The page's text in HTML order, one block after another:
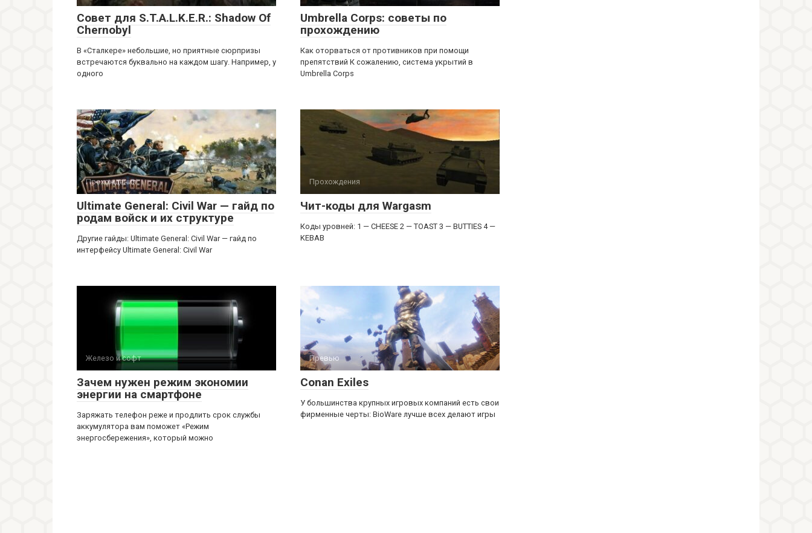
Совет для S.T.A.L.K.E.R.: Shadow Of
Chernobyl
В «Сталкере» небольшие, но приятные сюрпризы
встречаются буквально на каждом шагу. Например, у
одного
Umbrella Corps: советы по
прохождению
Как оторваться от противников при помощи
препятствий К сожалению, система укрытий в
Umbrella Corps
Прохождения
Ultimate General: Civil War — гайд по
родам войск и их структуре
Другие гайды: Ultimate General: Civil War — гайд по
интерфейсу Ultimate General: Civil War
Прохождения
Чит-коды для Wargasm
Коды уровней: 1 — CHEESE 2 — TOAST 3 — BUTTIES 4 —
KEBAB
Железо и софт
Зачем нужен режим экономии
энергии на смартфоне
Заряжать телефон реже и продлить срок службы
аккумулятора вам поможет «Режим
энергосбережения», который можно
Превью
Conan Exiles
У большинства крупных игровых компаний есть свои
фирменные черты: BioWare лучше всех делают игры